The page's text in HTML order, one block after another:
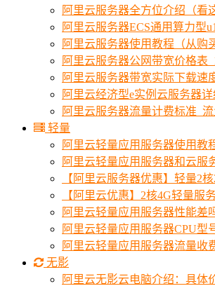
阿里云服务器全方位介绍（看
阿里云服务器ECS通用算力型
阿里云服务器使用教程（从购
阿里云服务器公网带宽价格表
阿里云服务器带宽实际下载速
阿里云经济型e实例云服务器
阿里云服务器流量计费标准_流
轻量
阿里云轻量应用服务器使用教
阿里云轻量应用服务器和云服
【阿里云服务器优惠】轻量2
【阿里云优惠】2核4G轻量服
阿里云轻量应用服务器性能差
阿里云轻量应用服务器CPU型
阿里云轻量应用服务器流量收
无影
阿里云无影云电脑介绍：具体